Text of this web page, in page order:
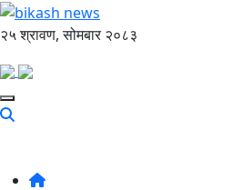
२५ श्रावण, सोमबार २०८३